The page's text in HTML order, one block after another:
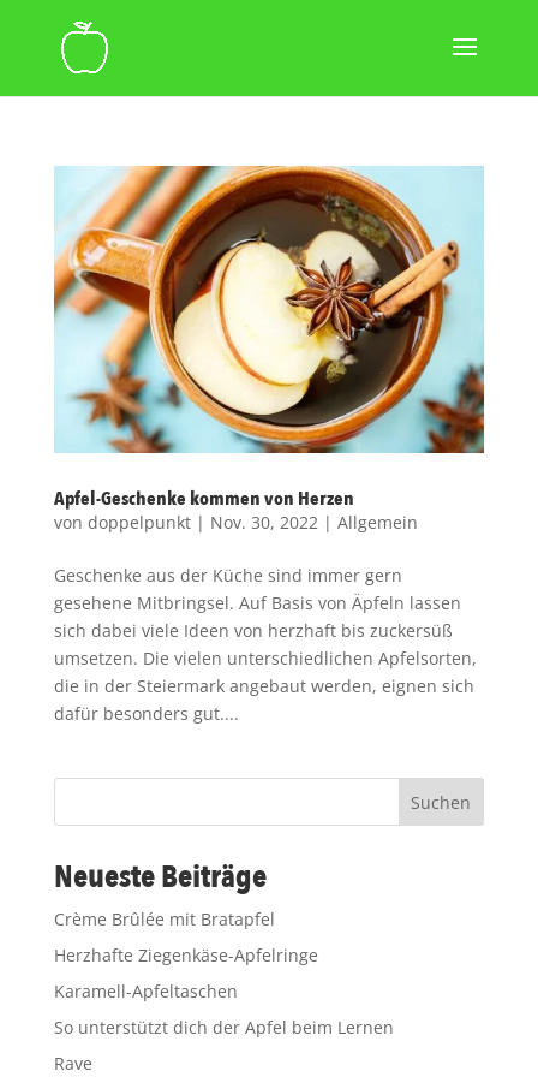
Apfel-Geschenke kommen von Herzen
von doppelpunkt| Nov. 30, 2022| Allgemein
Geschenke aus der Küche sind immer gern
gesehene Mitbringsel. Auf Basis von Äpfeln lassen
sich dabei viele Ideen von herzhaft bis zuckersüß
umsetzen. Die vielen unterschiedlichen Apfelsorten,
die in der Steiermark angebaut werden, eignen sich
dafür besonders gut....
Suchen
Neueste Beiträge
Crème Brûlée mit Bratapfel
Herzhafte Ziegenkäse-Apfelringe
Karamell-Apfeltaschen
So unterstützt dich der Apfel beim Lernen
Rave